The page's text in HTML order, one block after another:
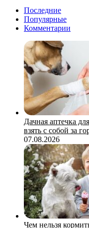
Последние
Популярные
Комментарии
Дачная аптечка
взять с собой за
07.08.2026
Чем нельзя